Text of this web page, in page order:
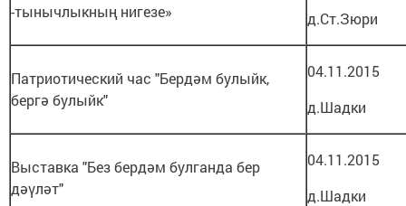
-тынычлыкның нигезе»
д.Ст.Зюри
Патриотический час "Бердәм булыйк,
бергә булыйк"
04.11.2015
д.Шадки
Выставка "Без бердәм булганда бер
дәүләт"
04.11.2015
д.Шадки